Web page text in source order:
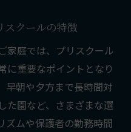
違いを徹底解説
園の主な違いを比較解
スクールの特徴
家庭では、プリスクール
に重要なポイントとなり
早朝や夕方まで長時間対
た園など、さまざまな選
ズムや保護者の勤務時間